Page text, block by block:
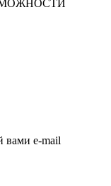
вами e-mail